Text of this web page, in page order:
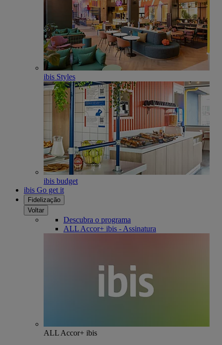
ibis Styles
ibis budget
ibis Go get it
Fidelização
Voltar
Descubra o programa
ALL Accor+ ibis - Assinatura
ALL Accor+ ibis